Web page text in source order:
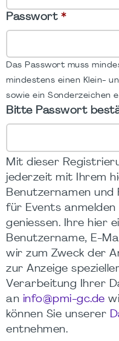
Passwort*
Das Passwort muss
mindestens einen Klein-
sowie ein Sonderzeichen
Bitte Passwort
Mit dieser
jederzeit mit Ihrem
Benutzernamen und
für Events anmelden
geniessen. Ihre hier
Benutzername, E-
wir zum Zweck der
zur Anzeige
Verarbeitung Ihrer
an info@pmi-gc.de
können Sie unserer
entnehmen.